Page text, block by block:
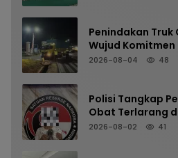
Penindakan
Wujud
Pangandaran
2026-08-04 48
Polisi Tangkap
Obat Terlarang
2026-08-02 41